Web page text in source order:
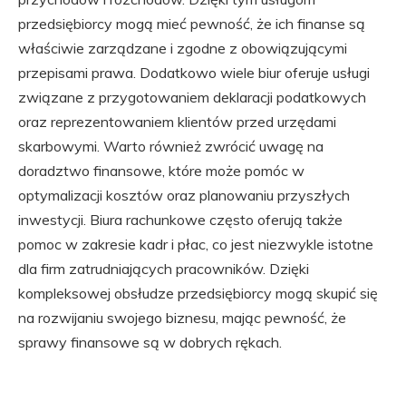
przedsiębiorcy mogą mieć pewność, że ich finanse są
właściwie zarządzane i zgodne z obowiązującymi
przepisami prawa. Dodatkowo wiele biur oferuje usługi
związane z przygotowaniem deklaracji podatkowych
oraz reprezentowaniem klientów przed urzędami
skarbowymi. Warto również zwrócić uwagę na
doradztwo finansowe, które może pomóc w
optymalizacji kosztów oraz planowaniu przyszłych
inwestycji. Biura rachunkowe często oferują także
pomoc w zakresie kadr i płac, co jest niezwykle istotne
dla firm zatrudniających pracowników. Dzięki
kompleksowej obsłudze przedsiębiorcy mogą skupić się
na rozwijaniu swojego biznesu, mając pewność, że
sprawy finansowe są w dobrych rękach.